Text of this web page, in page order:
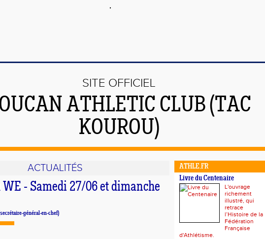
SITE OFFICIEL
ATHLETIC CLUB (TAC
KOUROU)
ACTUALITÉS
- Samedi 27/06 et dimanche
général-en-chef)
ATHLE.FR
Livre du Centenaire
L'ouvrage
richement
illustré, qui
retrace
l’Histoire de la
Fédération
Française
d'Athlétisme.